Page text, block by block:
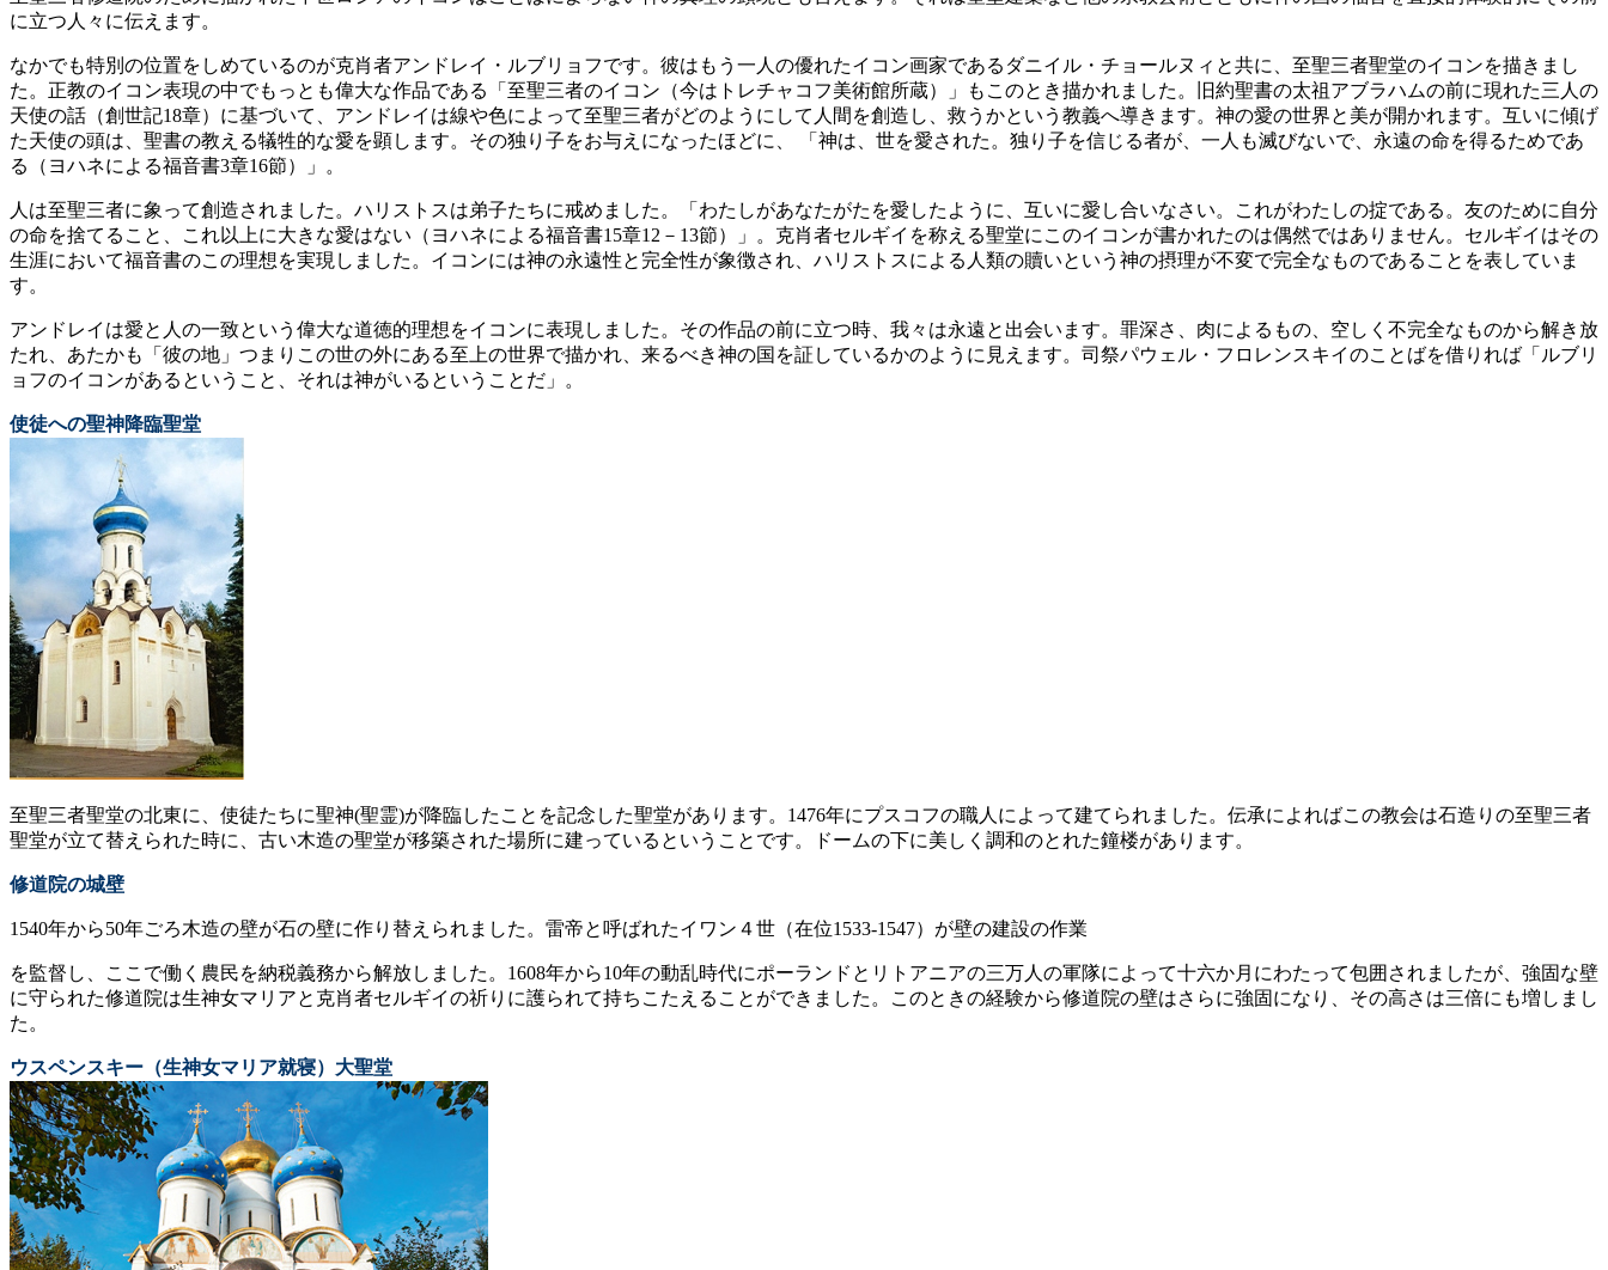
に立つ人々に伝えます。
なかでも特別の位置をしめているのが克肖者アンドレイ・ルブリョフです。彼はもう一人の優れたイコン画家であるダニイル・チョールヌィと共に、至聖三者聖堂のイコンを描きまし
た。正教のイコン表現の中でもっとも偉大な作品である「至聖三者のイコン（今はトレチャコフ美術館所蔵）」もこのとき描かれました。旧約聖書の太祖アブラハムの前に現れた三人の
天使の話（創世記18章）に基づいて、アンドレイは線や色によって至聖三者がどのようにして人間を創造し、救うかという教義へ導きます。神の愛の世界と美が開かれます。互いに傾げ
た天使の頭は、聖書の教える犠牲的な愛を顕します。その独り子をお与えになったほどに、 「神は、世を愛された。独り子を信じる者が、一人も滅びないで、永遠の命を得るためであ
る（ヨハネによる福音書3章16節）」。
人は至聖三者に象って創造されました。ハリストスは弟子たちに戒めました。「わたしがあなたがたを愛したように、互いに愛し合いなさい。これがわたしの掟である。友のために自分
の命を捨てること、これ以上に大きな愛はない（ヨハネによる福音書15章12－13節）」。克肖者セルギイを称える聖堂にこのイコンが書かれたのは偶然ではありません。セルギイはその
生涯において福音書のこの理想を実現しました。イコンには神の永遠性と完全性が象徴され、ハリストスによる人類の贖いという神の摂理が不変で完全なものであることを表していま
す。
アンドレイは愛と人の一致という偉大な道徳的理想をイコンに表現しました。その作品の前に立つ時、我々は永遠と出会います。罪深さ、肉によるもの、空しく不完全なものから解き放
たれ、あたかも「彼の地」つまりこの世の外にある至上の世界で描かれ、来るべき神の国を証しているかのように見えます。司祭パウェル・フロレンスキイのことばを借りれば「ルブリ
ョフのイコンがあるということ、それは神がいるということだ」。
使徒への聖神降臨聖堂
至聖三者聖堂の北東に、使徒たちに聖神(聖霊)が降臨したことを記念した聖堂があります。1476年にプスコフの職人によって建てられました。伝承によればこの教会は石造りの至聖三者
聖堂が立て替えられた時に、古い木造の聖堂が移築された場所に建っているということです。ドームの下に美しく調和のとれた鐘楼があります。
修道院の城壁
1540年から50年ごろ木造の壁が石の壁に作り替えられました。雷帝と呼ばれたイワン４世（在位1533-1547）が壁の建設の作業
を監督し、ここで働く農民を納税義務から解放しました。1608年から10年の動乱時代にポーランドとリトアニアの三万人の軍隊によって十六か月にわたって包囲されましたが、強固な壁
に守られた修道院は生神女マリアと克肖者セルギイの祈りに護られて持ちこたえることができました。このときの経験から修道院の壁はさらに強固になり、その高さは三倍にも増しまし
た。
ウスペンスキー（生神女マリア就寝）大聖堂